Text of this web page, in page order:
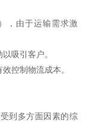
，由于运输需求激
吸引客户。
控制物流成本。
到多方面因素的综